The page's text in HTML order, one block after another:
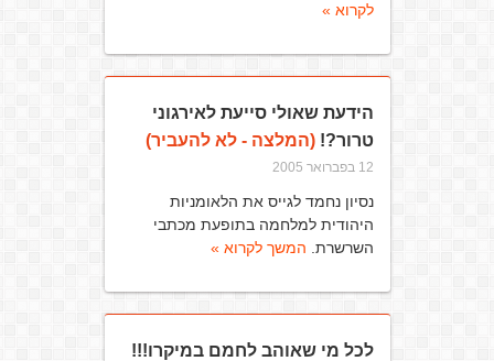
לקרוא »
הידעת שאולי סייעת לאירגוני
טרור?!(המלצה - לא להעביר)
12 בפברואר 2005
נסיון נחמד לגייס את הלאומניות
היהודית למלחמה בתופעת מכתבי
השרשרת. המשך לקרוא »
לכל מי שאוהב לחמם במיקרו!!!